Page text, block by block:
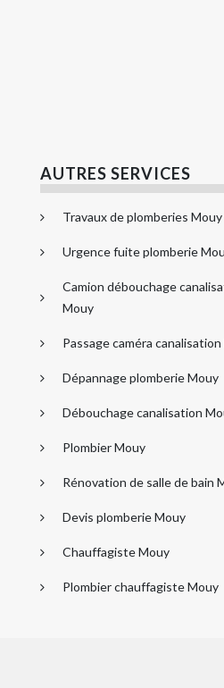
AUTRES SERVICES
Travaux de plomberies Mouy
Urgence fuite plomberie
Camion débouchage
Mouy
Passage caméra
Dépannage plomberie Mouy
Débouchage canalisation
Plombier Mouy
Rénovation de salle de bain
Devis plomberie Mouy
Chauffagiste Mouy
Plombier chauffagiste Mouy